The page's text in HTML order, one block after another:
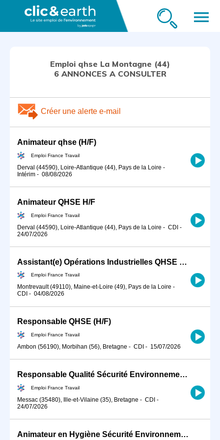
menu
Emploi qhse La Montagne (44)
6 ANNONCES A CONSULTER
Créer une alerte e-mail
Animateur qhse (H/F)
Emploi France Travail
Derval (44590), Loire-Atlantique (44), Pays de la Loire -
Intérim - 08/08/2026
Animateur QHSE H/F
Emploi France Travail
Derval (44590), Loire-Atlantique (44), Pays de la Loire - CDI -
24/07/2026
Assistant(e) Opérations Industrielles QHSE H/F
Emploi France Travail
Montrevault (49110), Maine-et-Loire (49), Pays de la Loire -
CDI - 04/08/2026
Responsable QHSE (H/F)
Emploi France Travail
Ambon (56190), Morbihan (56), Bretagne - CDI - 15/07/2026
Responsable Qualité Sécurité Environnement -QSE- en industrie (H/F)
Emploi France Travail
Messac (35480), Ille-et-Vilaine (35), Bretagne - CDI -
24/07/2026
Animateur en Hygiène Sécurité Environnement / QHSE en CDI (H/F)